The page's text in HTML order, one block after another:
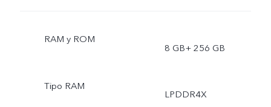
RAM y ROM
8 GB+ 256 GB
Tipo RAM
LPDDR4X